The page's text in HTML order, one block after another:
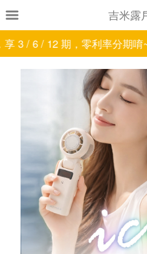
吉米露
分期唷~~趕緊火速下單!!!